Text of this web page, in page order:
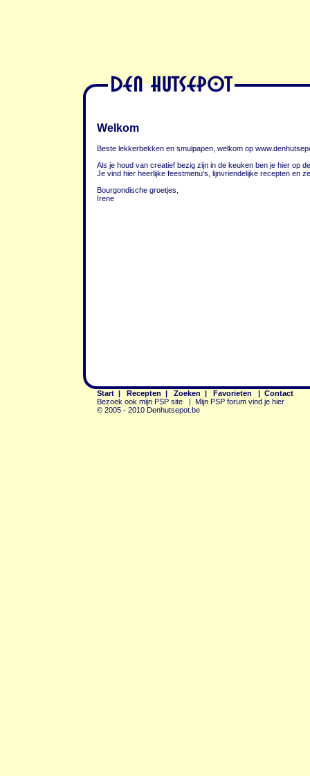
Welkom
Beste lekkerbekken en smulpapen, welkom op
Als je houd van creatief bezig zijn in de keuken ben je hier op
Je vind hier heerlijke feestmenu's, lijnvriendelijke recepten en
Bourgondische groetjes,
Irene
Start | Recepten | Zoeken | Favorieten | Contact
Bezoek ook mijn PSP site
| Mijn PSP forum vind je hier
© 2005 - 2010 Denhutsepot.be